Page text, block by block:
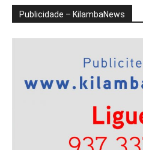
Publicidade – KilambaNews